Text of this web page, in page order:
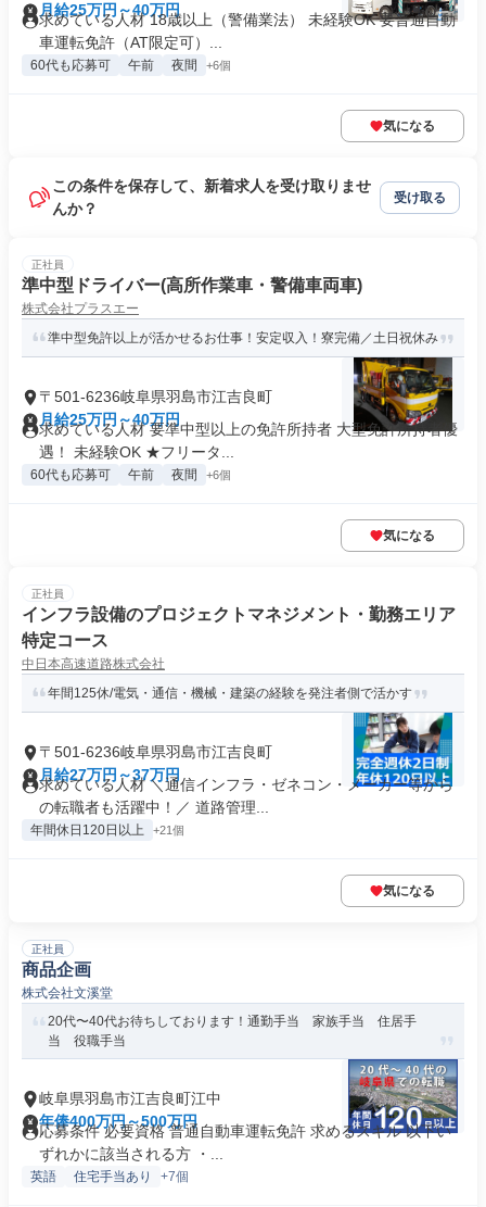
月給25万円～40万円
求めている人材 18歳以上（警備業法） 未経験OK 要普通自動
車運転免許（AT限定可）...
60代も応募可 午前 夜間 +6個
気になる
この条件を保存して、新着求人を受け取りませ
んか？
受け取る
正社員
準中型ドライバー(高所作業車・警備車両車)
株式会社プラスエー
準中型免許以上が活かせるお仕事！安定収入！寮完備／土日祝休み
〒501-6236岐阜県羽島市江吉良町
月給25万円～40万円
求めている人材 要準中型以上の免許所持者 大型免許所持者優
遇！ 未経験OK ★フリータ...
60代も応募可 午前 夜間 +6個
気になる
正社員
インフラ設備のプロジェクトマネジメント・勤務エリア
特定コース
中日本高速道路株式会社
年間125休/電気・通信・機械・建築の経験を発注者側で活かす
〒501-6236岐阜県羽島市江吉良町
月給27万円～37万円
求めている人材 ＼通信インフラ・ゼネコン・メーカー等から
の転職者も活躍中！／ 道路管理...
年間休日120日以上 +21個
気になる
正社員
商品企画
株式会社文溪堂
20代〜40代お待ちしております！通勤手当 家族手当 住居手
当 役職手当
岐阜県羽島市江吉良町江中
年俸400万円～500万円
応募条件 必要資格 普通自動車運転免許 求めるスキル 以下い
ずれかに該当される方 ・...
英語 住宅手当あり +7個